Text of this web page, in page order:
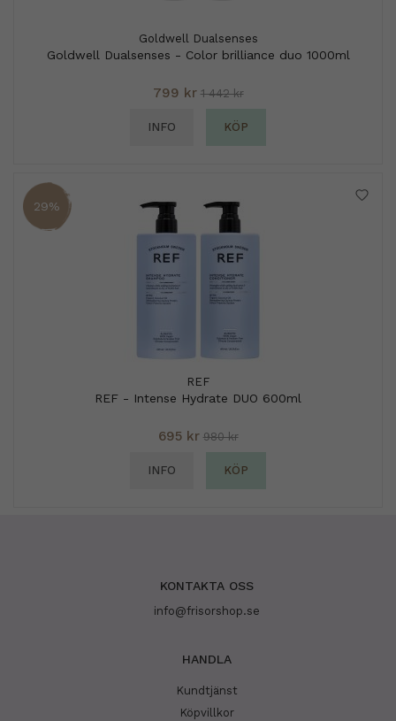
Goldwell Dualsenses
Goldwell Dualsenses - Color brilliance duo 1000ml
799 kr 1 442 kr
INFO KÖP
29%
REF
REF - Intense Hydrate DUO 600ml
695 kr 980 kr
INFO KÖP
KONTAKTA OSS
info@frisorshop.se
HANDLA
Kundtjänst
Köpvillkor